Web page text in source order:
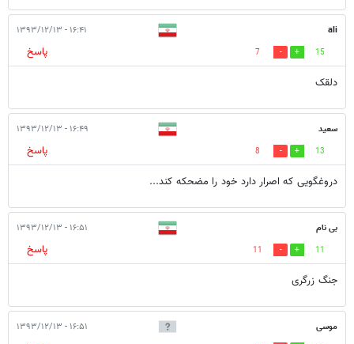
ali ۱۶:۴۱ - ۱۳۹۳/۱۲/۱۳
15
7
پاسخ
دلقک
سعید ۱۶:۴۹ - ۱۳۹۳/۱۲/۱۳
13
8
پاسخ
دروغگویی که اصرار دارد خود را مضحکه کند...
بی نام ۱۶:۵۱ - ۱۳۹۳/۱۲/۱۳
11
11
پاسخ
جنگ زرگری
موسی ۱۶:۵۱ - ۱۳۹۳/۱۲/۱۳